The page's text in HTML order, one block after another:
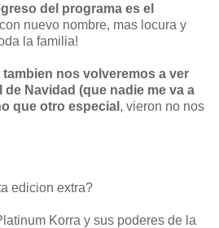
del programa es el
nuevo nombre, mas locura y
la familia!
tambien nos volveremos a ver
Navidad (que nadie me va a
que otro especial , vieron no nos
edicion extra?
Korra y sus poderes de la